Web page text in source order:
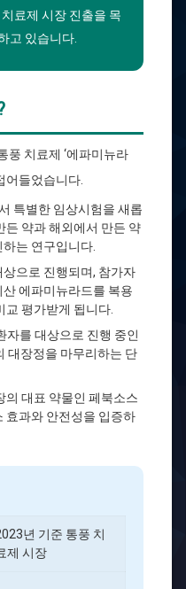
료제 시장 진출을 목
고 있습니다.
풍 치료제 ‘에파미뉴라
어들었습니다.
특별한 임상시험을 새롭
든 약과 해외에서 만든 약
는 연구입니다.
으로 진행되며, 참가자
에파미뉴라드를 복용
교 평가받게 됩니다.
자를 대상으로 진행 중인
대장정을 마무리하는 단
의 대표 약물인 페북소스
효과와 안전성을 입증하
년 기준 통풍 치
제 시장